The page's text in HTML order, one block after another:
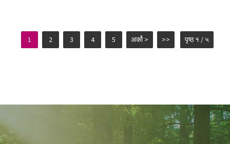
1 2 3 4 5 अर्को > >> पृष्ठ १ / ५